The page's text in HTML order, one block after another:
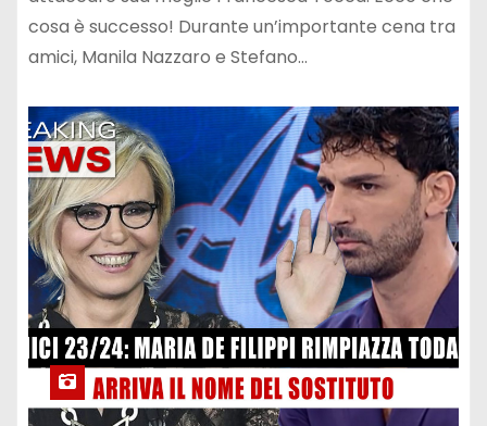
cosa è successo! Durante un’importante cena tra
amici, Manila Nazzaro e Stefano…